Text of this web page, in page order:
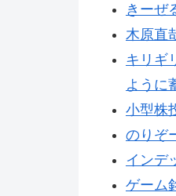
きーぜ
木原直
キリギ
ように
小型株
のりぞ
インデ
ゲーム